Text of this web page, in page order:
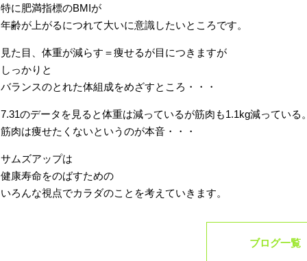
特に肥満指標のBMIが
年齢が上がるにつれて大いに意識したいところです。
見た目、体重が減らす＝痩せるが目につきますが
しっかりと
バランスのとれた体組成をめざすところ・・・
7.31のデータを見ると体重は減っているが筋肉も1.1kg減っている。
筋肉は痩せたくないというのが本音・・・
サムズアップは
健康寿命をのばすための
いろんな視点でカラダのことを考えていきます。
ブログ一覧